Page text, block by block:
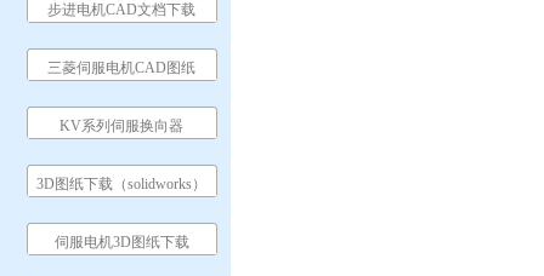
步进电机CAD文档下载
三菱伺服电机CAD图纸
KV系列伺服换向器
3D图纸下载（solidworks）
伺服电机3D图纸下载